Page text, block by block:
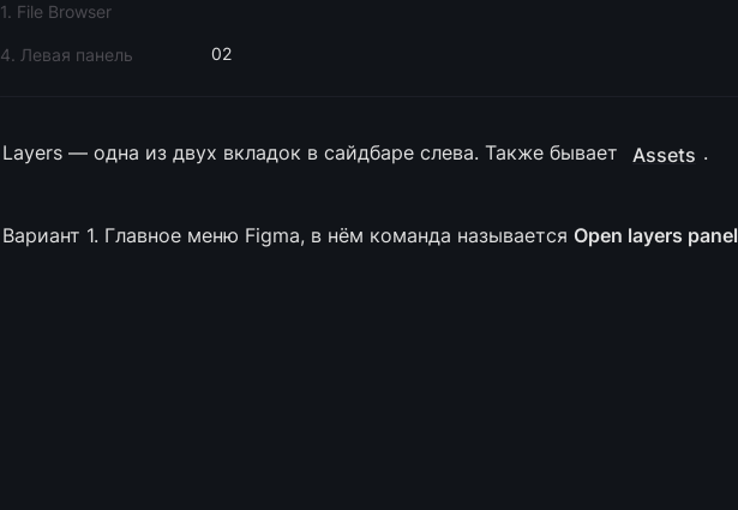
1. File Browser
4. Левая панель 02
Layers — одна из двух вкладок в сайдбаре слева. Также бывает Assets .
Вариант 1. Главное меню Figma, в нём команда называется Open layers panel